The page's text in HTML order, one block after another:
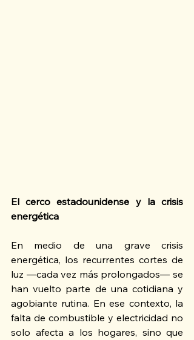
El cerco estadounidense y la crisis
energética
En medio de una grave crisis
energética, los recurrentes cortes de
luz —cada vez más prolongados— se
han vuelto parte de una cotidiana y
agobiante rutina. En ese contexto, la
falta de combustible y electricidad no
solo afecta a los hogares, sino que